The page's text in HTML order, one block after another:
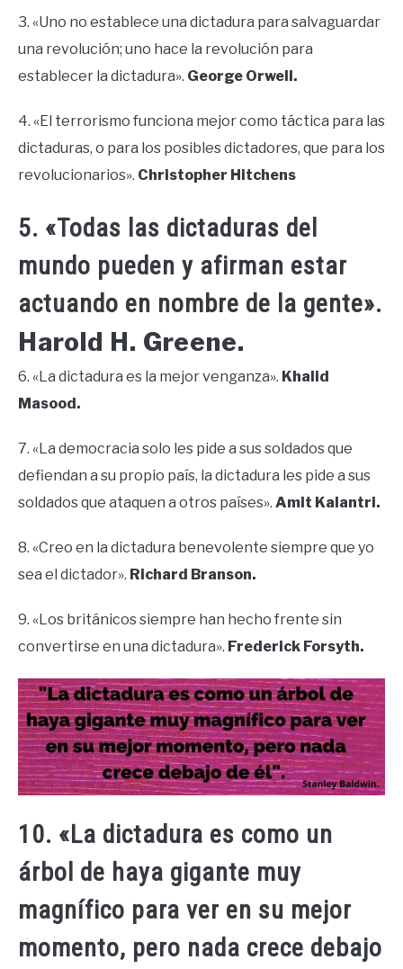
3. «Uno no establece una dictadura para salvaguardar
una revolución; uno hace la revolución para
establecer la dictadura». George Orwell.
4. «El terrorismo funciona mejor como táctica para las
dictaduras, o para los posibles dictadores, que para los
revolucionarios». Christopher Hitchens
5. «Todas las dictaduras del
mundo pueden y afirman estar
actuando en nombre de la gente».
Harold H. Greene.
6. «La dictadura es la mejor venganza». Khalid
Masood.
7. «La democracia solo les pide a sus soldados que
defiendan a su propio país, la dictadura les pide a sus
soldados que ataquen a otros países». Amit Kalantri.
8. «Creo en la dictadura benevolente siempre que yo
sea el dictador». Richard Branson.
9. «Los británicos siempre han hecho frente sin
convertirse en una dictadura». Frederick Forsyth.
10. «La dictadura es como un
árbol de haya gigante muy
magnífico para ver en su mejor
momento, pero nada crece debajo